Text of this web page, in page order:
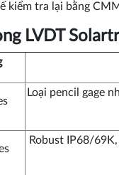
kiểm tra lại bằng
LVDT
Loại pencil gage
Robust IP68/